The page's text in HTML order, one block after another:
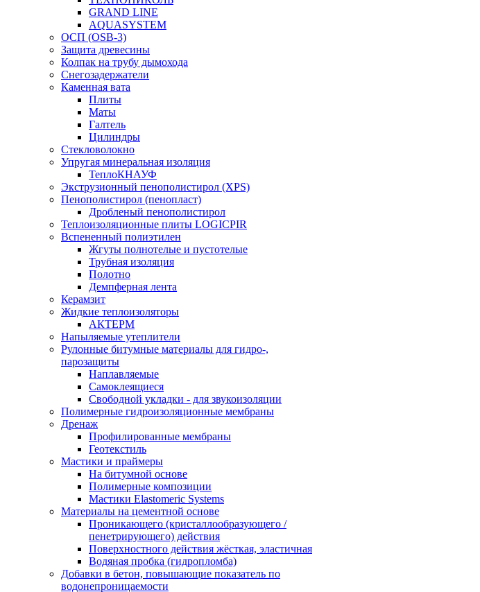
GRAND LINE
AQUASYSTEM
ОСП (OSB-3)
Защита древесины
Колпак на трубу дымохода
Снегозадержатели
Каменная вата
Плиты
Маты
Галтель
Цилиндры
Стекловолокно
Упругая минеральная изоляция
ТеплоКНАУФ
Экструзионный пенополистирол (XPS)
Пенополистирол (пенопласт)
Дробленый пенополистирол
Теплоизоляционные плиты LOGICPIR
Вспененный полиэтилен
Жгуты полнотелые и пустотелые
Трубная изоляция
Полотно
Демпферная лента
Керамзит
Жидкие теплоизоляторы
АКТЕРМ
Напыляемые утеплители
Рулонные битумные материалы для гидро-,
парозащиты
Наплавляемые
Самоклеящиеся
Свободной укладки - для звукоизоляции
Полимерные гидроизоляционные мембраны
Дренаж
Профилированные мембраны
Геотекстиль
Мастики и праймеры
На битумной основе
Полимерные композиции
Мастики Elastomeric Systems
Материалы на цементной основе
Проникающего (кристаллообразующего /
пенетрирующего) действия
Поверхностного действия жёсткая, эластичная
Водяная пробка (гидропломба)
Добавки в бетон, повышающие показатель по
водонепроницаемости